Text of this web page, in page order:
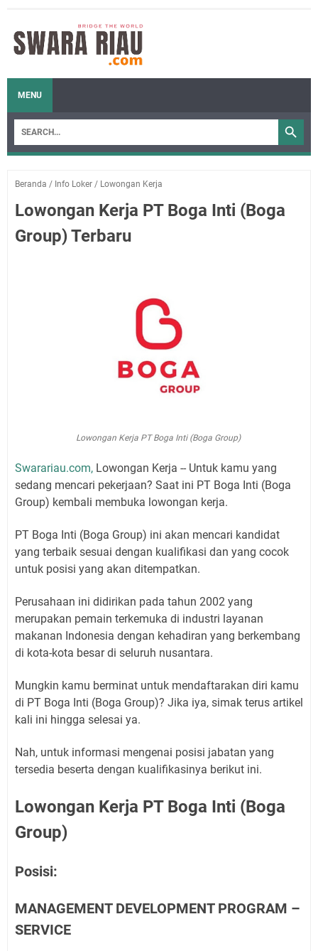
MENU
Beranda / Info Loker / Lowongan Kerja
Lowongan Kerja PT Boga Inti (Boga
Group) Terbaru
Lowongan Kerja PT Boga Inti (Boga Group)
Swarariau.com, Lowongan Kerja -- Untuk kamu yang
sedang mencari pekerjaan? Saat ini PT Boga Inti (Boga
Group) kembali membuka lowongan kerja.
PT Boga Inti (Boga Group) ini akan mencari kandidat
yang terbaik sesuai dengan kualifikasi dan yang cocok
untuk posisi yang akan ditempatkan.
Perusahaan ini didirikan pada tahun 2002 yang
merupakan pemain terkemuka di industri layanan
makanan Indonesia dengan kehadiran yang berkembang
di kota-kota besar di seluruh nusantara.
Mungkin kamu berminat untuk mendaftarakan diri kamu
di PT Boga Inti (Boga Group)? Jika iya, simak terus artikel
kali ini hingga selesai ya.
Nah, untuk informasi mengenai posisi jabatan yang
tersedia beserta dengan kualifikasinya berikut ini.
Lowongan Kerja PT Boga Inti (Boga
Group)
Posisi:
MANAGEMENT DEVELOPMENT PROGRAM –
SERVICE